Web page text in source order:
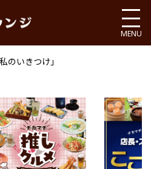
チカマチラウンジ
MENU